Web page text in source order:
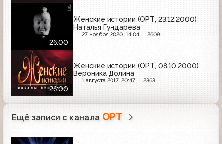
26:00
Женские истории (ОРТ, 23.12.2000)
Наталья Гундарева
27 ноября 2020, 14:04 2609
26:00
Женские истории (ОРТ, 08.10.2000)
Вероника Долина
1 августа 2017, 20:47 2363
Ещё записи с канала ОРТ